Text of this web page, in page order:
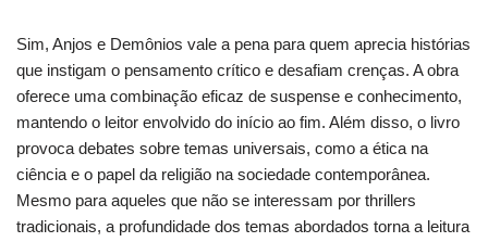
Sim, Anjos e Demônios vale a pena para quem aprecia histórias
que instigam o pensamento crítico e desafiam crenças. A obra
oferece uma combinação eficaz de suspense e conhecimento,
mantendo o leitor envolvido do início ao fim. Além disso, o livro
provoca debates sobre temas universais, como a ética na
ciência e o papel da religião na sociedade contemporânea.
Mesmo para aqueles que não se interessam por thrillers
tradicionais, a profundidade dos temas abordados torna a leitura